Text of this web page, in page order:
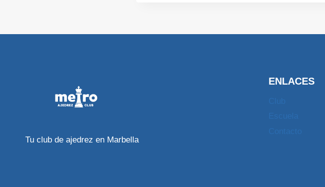
Tu club de ajedrez en Marbella
ENLACES